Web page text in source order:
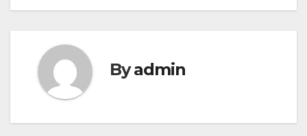
Byadmin